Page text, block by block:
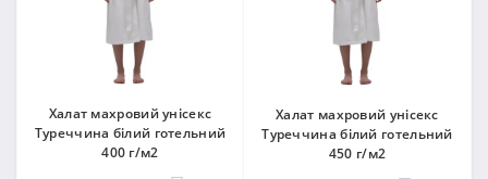
Халат махровий унісекс
Туреччина білий готельний
400 г/м2
Халат махровий унісекс
Туреччина білий готельний
450 г/м2